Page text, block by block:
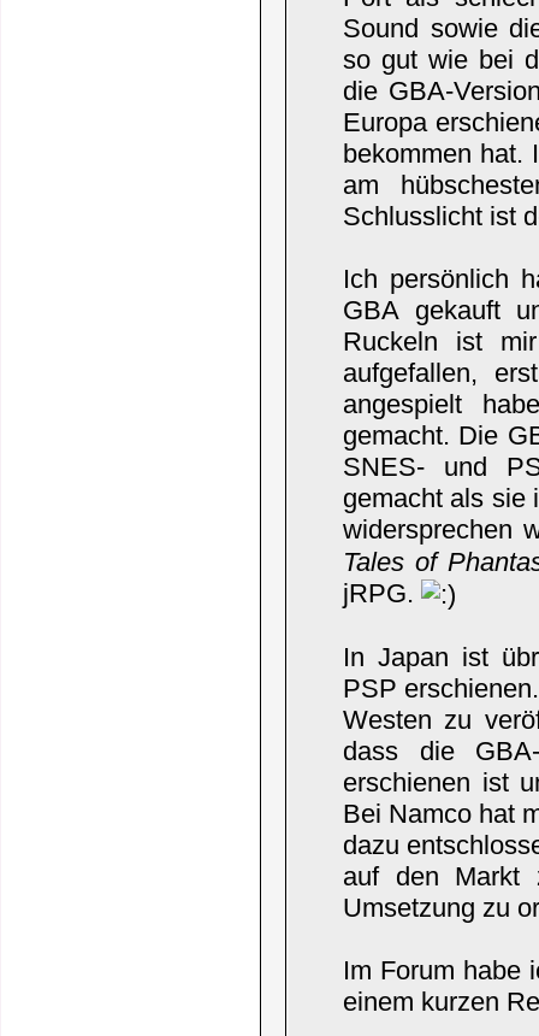
Sound sowie
so gut wie bei
die GBA-
Europa
bekommen hat.
am
Schlusslicht ist
Ich persönlich
GBA gekauft
Ruckeln ist
aufgefallen,
angespielt
gemacht. Die
SNES- und
gemacht als sie
widersprechen
Tales of
jRPG.
In Japan ist
PSP
Westen zu
dass die
erschienen ist
Bei Namco hat
dazu
auf den Markt
Umsetzung zu
Im Forum habe
einem kurzen